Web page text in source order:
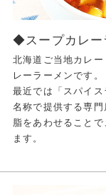
◆スープカレー
北海道ご当地カレ
レーラーメンです。
最近では「スパイ
名称で提供する専
脂をあわせること
ます。